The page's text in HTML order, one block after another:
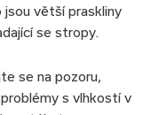
jsou větší praskliny
se stropy.
se na pozoru,
s vlhkostí v